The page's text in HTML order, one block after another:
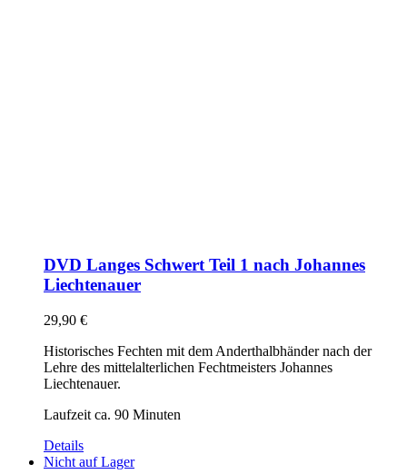
DVD Langes Schwert Teil 1 nach Johannes
Liechtenauer
29,90 €
Historisches Fechten mit dem Anderthalbhänder nach der
Lehre des mittelalterlichen Fechtmeisters Johannes
Liechtenauer.
Laufzeit ca. 90 Minuten
Details
Nicht auf Lager